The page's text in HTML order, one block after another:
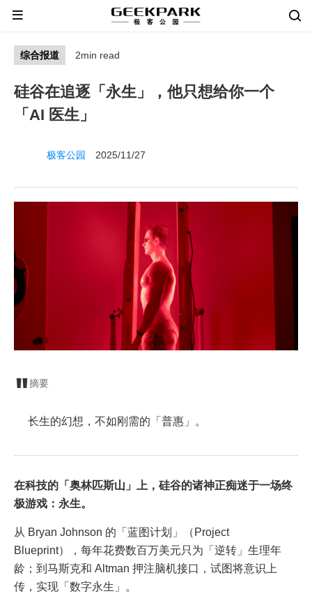
综合报道 2min read
硅谷在追逐「永生」，他只想给你一个
「AI 医生」
极客公园 2025/11/27
摘要
长生的幻想，不如刚需的「普惠」。
在科技的「奥林匹斯山」上，硅谷的诸神正痴迷于一场终
极游戏：永生。
从 Bryan Johnson 的「蓝图计划」（Project
Blueprint），每年花费数百万美元只为「逆转」生理年
龄；到马斯克和 Altman 押注脑机接口，试图将意识上
传，实现「数字永生」。